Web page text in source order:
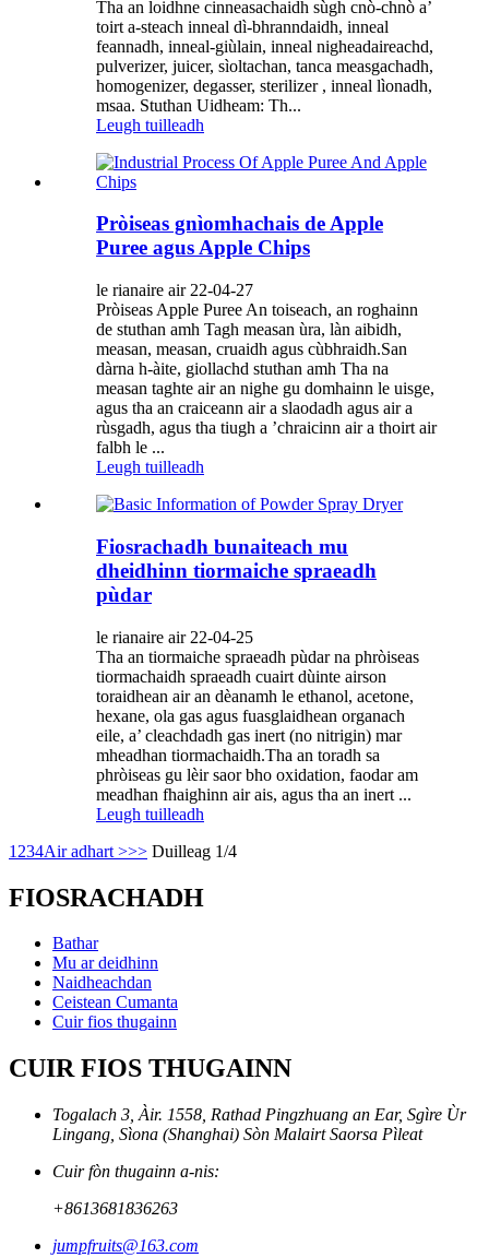
Tha an loidhne cinneasachaidh sùgh cnò-chnò a’
toirt a-steach inneal dì-bhranndaidh, inneal
feannadh, inneal-giùlain, inneal nigheadaireachd,
pulverizer, juicer, sìoltachan, tanca measgachadh,
homogenizer, degasser, sterilizer , inneal lìonadh,
msaa. Stuthan Uidheam: Th...
Leugh tuilleadh
Pròiseas gnìomhachais de Apple
Puree agus Apple Chips
le rianaire air 22-04-27
Pròiseas Apple Puree An toiseach, an roghainn
de stuthan amh Tagh measan ùra, làn aibidh,
measan, measan, cruaidh agus cùbhraidh.San
dàrna h-àite, giollachd stuthan amh Tha na
measan taghte air an nighe gu domhainn le uisge,
agus tha an craiceann air a slaodadh agus air a
rùsgadh, agus tha tiugh a ’chraicinn air a thoirt air
falbh le ...
Leugh tuilleadh
Fiosrachadh bunaiteach mu
dheidhinn tiormaiche spraeadh
pùdar
le rianaire air 22-04-25
Tha an tiormaiche spraeadh pùdar na phròiseas
tiormachaidh spraeadh cuairt dùinte airson
toraidhean air an dèanamh le ethanol, acetone,
hexane, ola gas agus fuasglaidhean organach
eile, a’ cleachdadh gas inert (no nitrigin) mar
mheadhan tiormachaidh.Tha an toradh sa
phròiseas gu lèir saor bho oxidation, faodar am
meadhan fhaighinn air ais, agus tha an inert ...
Leugh tuilleadh
1 234Air adhart >>> Duilleag 1/4
FIOSRACHADH
Bathar
Mu ar deidhinn
Naidheachdan
Ceistean Cumanta
Cuir fios thugainn
CUIR FIOS THUGAINN
Togalach 3, Àir. 1558, Rathad Pingzhuang an Ear, Sgìre Ùr
Lingang, Sìona (Shanghai) Sòn Malairt Saorsa Pìleat
Cuir fòn thugainn a-nis:
+8613681836263
jumpfruits@163.com